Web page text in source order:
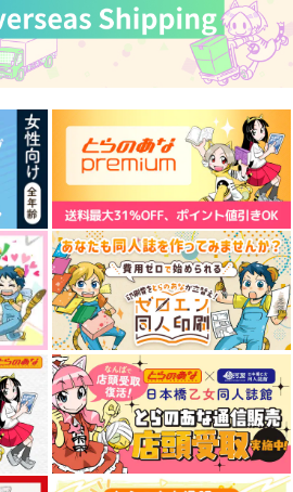
うしゃにやってき
しぬいとおえぬい
ピーエンドで何が
円（税込）
ン×オーエン
サンプル
作品詳細
ハッピーエンディング
ソング01
1,257円（税込）
クロエ
サンプル
作品詳細
Log '25
ぷか薄荷
円（税込）
DAYS
主
オールキャラ
サンプル
カート
刀剣男士のクイズ本
道草ランプ
専売 1,257円（税込）
刀剣乱舞
小夜左文字
オールキャラ
サンプル
カート